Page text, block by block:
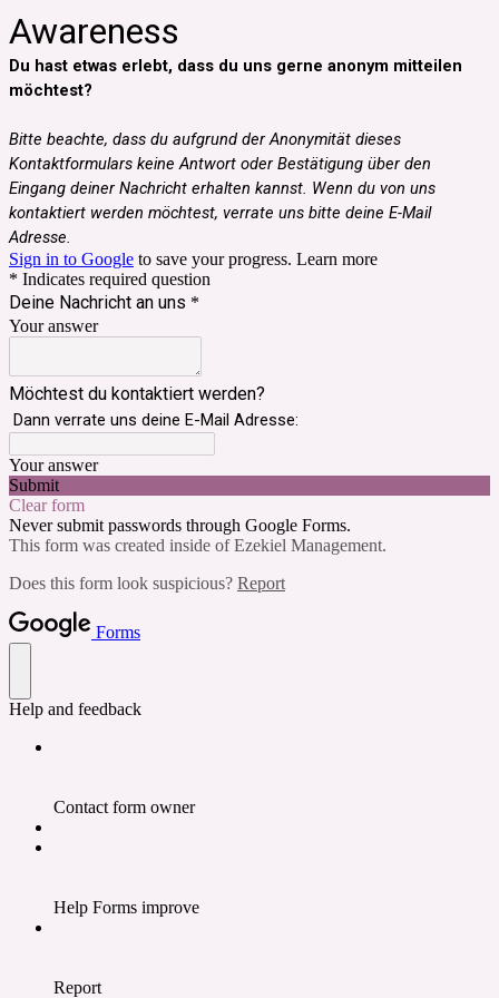
Awareness
Du hast etwas erlebt, dass du uns gerne anonym mitteilen
möchtest?
Bitte beachte, dass du aufgrund der Anonymität dieses
Kontaktformulars keine Antwort oder Bestätigung über den
Eingang deiner Nachricht erhalten kannst. Wenn du von uns
kontaktiert werden möchtest, verrate uns bitte deine E-Mail
Adresse.
Sign in to Google to save your progress. Learn more
* Indicates required question
Deine Nachricht an uns *
Your answer
Möchtest du kontaktiert werden?
Dann verrate uns deine E-Mail Adresse:
Your answer
Submit
Clear form
Never submit passwords through Google Forms.
This form was created inside of Ezekiel Management.
Does this form look suspicious? Report
Forms
Help and feedback
Contact form owner
Help Forms improve
Report